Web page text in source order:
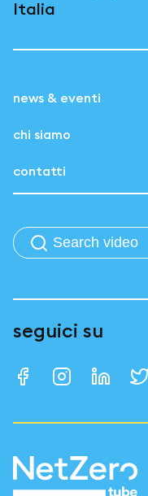
Italia
news & eventi
chi siamo
contatti
seguici su